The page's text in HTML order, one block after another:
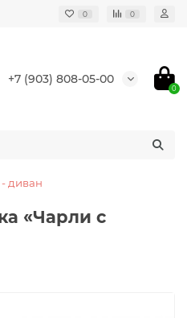
0 0
+7 (903) 808-05-00
0
диван
«Чарли с